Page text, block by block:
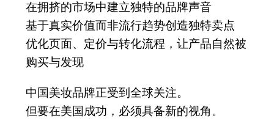
在拥挤的市场中建立独特的品牌声音
基于真实价值而非流行趋势创造独特卖点
优化页面、定价与转化流程，让产品自然被
购买与发现
中国美妆品牌正受到全球关注。
但要在美国成功，必须具备新的视角。